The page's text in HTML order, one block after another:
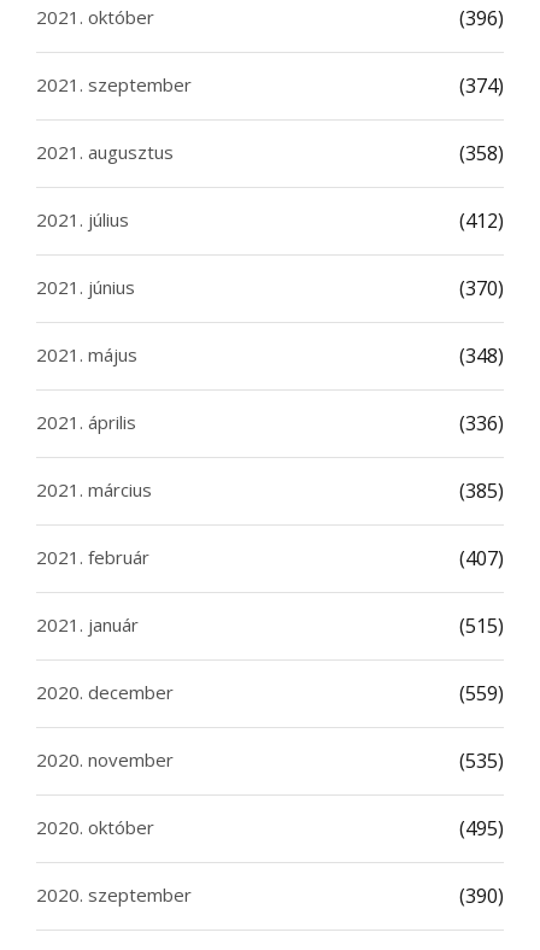
2021. október (396)
2021. szeptember (374)
2021. augusztus (358)
2021. július (412)
2021. június (370)
2021. május (348)
2021. április (336)
2021. március (385)
2021. február (407)
2021. január (515)
2020. december (559)
2020. november (535)
2020. október (495)
2020. szeptember (390)